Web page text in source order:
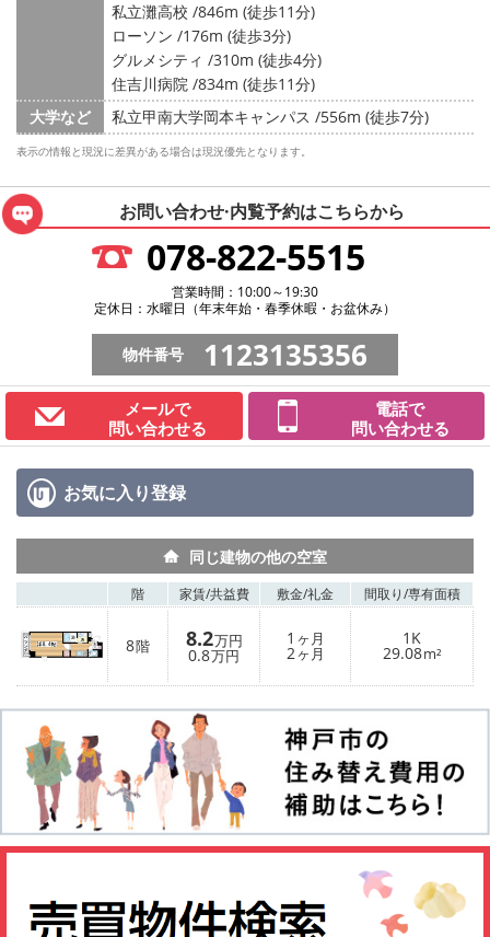
私立灘高校 /846m (徒歩11分)
ローソン /176m (徒歩3分)
グルメシティ /310m (徒歩4分)
住吉川病院 /834m (徒歩11分)
大学など
私立甲南大学岡本キャンパス /556m (徒歩7分)
表示の情報と現況に差異がある場合は現況優先となります。
お問い合わせ·内覧予約はこちらから
078-822-5515
営業時間：10:00～19:30
定休日：水曜日（年末年始・春季休暇・お盆休み）
物件番号 1123135356
メールで
問い合わせる
電話で
問い合わせる
お気に入り登録
同じ建物の他の空室
階 家賃/共益費 敷金/礼金 間取り/専有面積
8階 8.2万円
0.8万円
1 ヶ月
2ヶ月
1K
29.08m²